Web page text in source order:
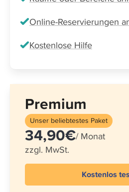
Online-Reservierungen
Kostenlose Hilfe
Premium
Unser beliebtestes Paket
34,90€/ Monat
zzgl. MwSt.
Kostenlos